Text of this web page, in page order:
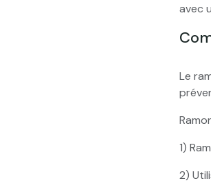
avec
Le
1)
2)